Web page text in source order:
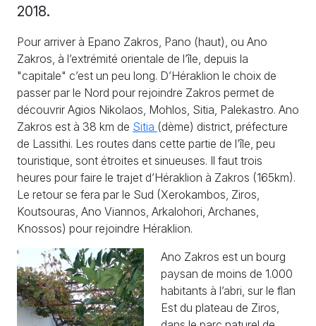
2018.
Pour arriver à Epano Zakros, Pano (haut), ou Ano
Zakros, à l’extrémité orientale de l’île, depuis la
"capitale" c’est un peu long. D’Héraklion le choix de
passer par le Nord pour rejoindre Zakros permet de
découvrir Agios Nikolaos, Mohlos, Sitia, Palekastro. Ano
Zakros est à 38 km de Sitia (dème) district, préfecture
de Lassithi. Les routes dans cette partie de l’île, peu
touristique, sont étroites et sinueuses. Il faut trois
heures pour faire le trajet d’Héraklion à Zakros (165km).
Le retour se fera par le Sud (Xerokambos, Ziros,
Koutsouras, Ano Viannos, Arkalohori, Archanes,
Knossos) pour rejoindre Héraklion.
Ano Zakros est un bourg
paysan de moins de 1.000
habitants à l’abri, sur le flan
Est du plateau de Ziros,